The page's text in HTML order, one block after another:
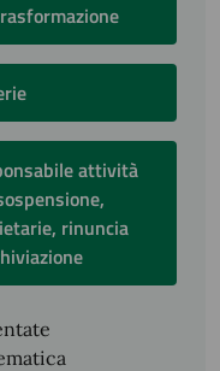
attività
rinuncia